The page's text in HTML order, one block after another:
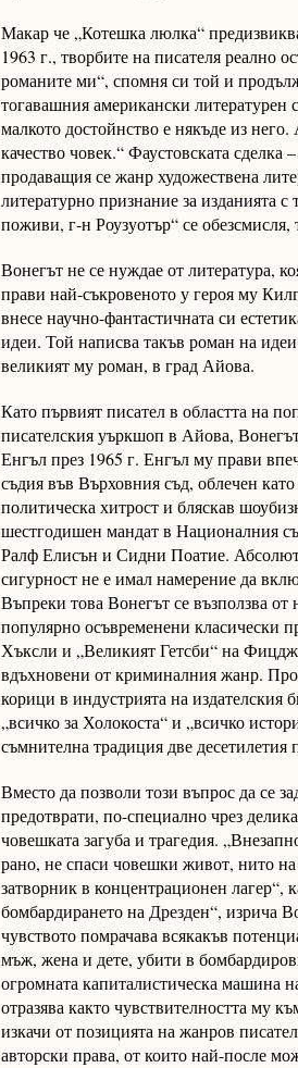
Макар че „Котешка люлка“
1963 г., творбите на писателя реално
романите ми“, спомня си той и
тогавашния американски литературен
малкото достойнство е някъде из
качество човек.“ Фаустовската
продаващия се жанр художествена
литературно признание за изданията
поживи, г-н Роузуотър“ се
Вонегът не се нуждае от литература,
прави най-съкровеното у героя му
внесе научно-фантастичната си
идеи. Той написва такъв роман на
великият му роман, в град Айова.
Като първият писател в областта на
писателския уъркшоп в Айова,
Енгъл през 1965 г. Енгъл му прави
съдия във Върховния съд, облечен
политическа хитрост и бляскав
шестгодишен мандат в Националния
Ралф Елисън и Сидни Поатие.
сигурност не е имал намерение да
Въпреки това Вонегът се възползва
популярно осъвременени класически
Хъксли и „Великият Гетсби“ на
вдъхновени от криминалния жанр.
корици в индустрията на издателския
„всичко за Холокоста“ и „всичко
съмнителна традиция две десетилетия
Вместо да позволи този въпрос да се
предотврати, по-специално чрез
човешката загуба и трагедия.
рано, не спаси човешки живот, нито
затворник в концентрационен лагер“,
бомбардирането на Дрезден“, изрича
чувството помрачава всякакъв
мъж, жена и дете, убити в
огромната капиталистическа машина
отразява както чувствителността му
изкачи от позицията на жанров
авторски права, от които най-после